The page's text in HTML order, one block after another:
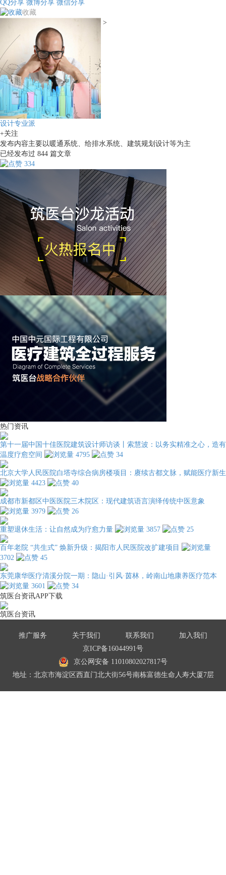
QQ分享 微博分享 微信分享
收藏
>
设计专业派
+关注
发布内容主要以暖通系统、给排水系统、建筑规划设计等为主
已经发布过 844 篇文章
334
热门资讯
第十一届中国十佳医院建筑设计师访谈丨索慧波：以务实精准之心，造有
温度疗愈空间
4795 34
北京大学人民医院白塔寺综合病房楼项目：赓续古都文脉，赋能医疗新生
4423
40
成都市新都区中医医院三木院区：现代建筑语言演绎传统中医意象
3979
26
重塑退休生活：让自然成为疗愈力量 3857 25
百年老院 “共生式” 焕新升级：揭阳市人民医院改扩建项目
3702
45
东莞康华医疗清溪分院一期：隐山·引风·茵林，岭南山地康养医疗范本
3601
34
筑医台资讯APP下载
筑医台资讯
推广服务 关于我们 联系我们
加入我们
京ICP备16044991号
京公网安备 11010802027817号
地址：北京市海淀区西直门北大街56号南栋富德生命人寿大厦7层